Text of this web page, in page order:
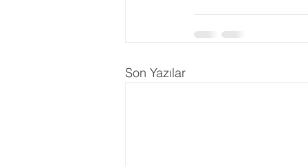
Ergenlik Danışmanlığı PDR
Disleksi
Son Yazılar